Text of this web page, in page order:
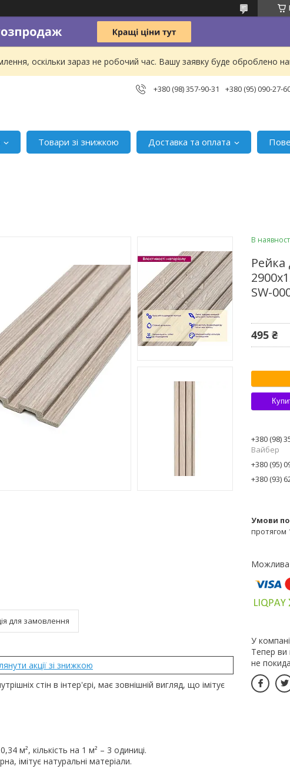
оскільки зараз не робочий час. Вашу заявку буде оброблено
+380 (98) 357-90-31 +380 (95) 090-27-
Товари зі знижкою Доставка та оплата
для замовлення
стін в інтер'єрі, має зовнішній вигляд, що імітує
м², кількість на 1 м² – 3 одиниці.
імітує натуральні матеріали.
В
Рейка
SW-
495 ₴
+380 (98)
Вайбер
+380 (95)
+380 (93)
протягом
У
Тепер
не